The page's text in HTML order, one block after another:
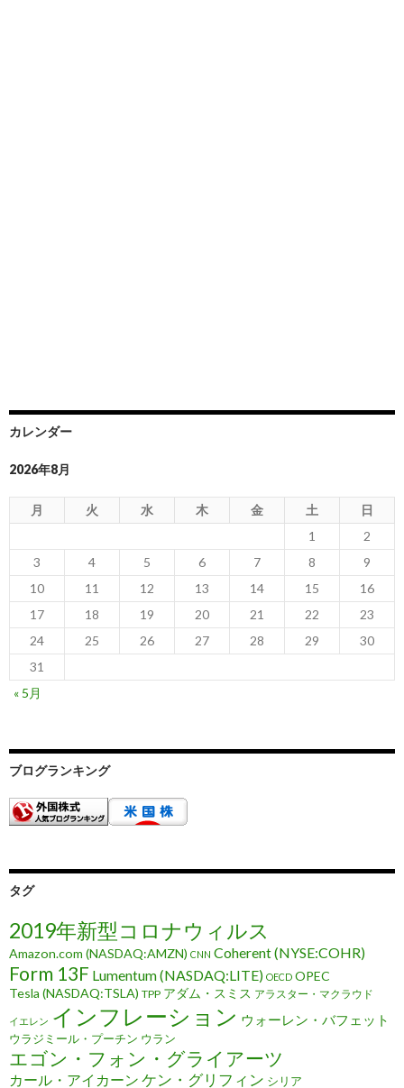
カレンダー
2026年8月
月 火 水 木 金 土
日
1
2
3
4 5 6 7 8
9
10
11 12 13 14 15
16
17
18 19 20 21 22
23
24
25 26 27 28 29
30
31
« 5月
ブログランキング
タグ
2019年新型コロナウィルス
Amazon.com (NASDAQ:AMZN) CNN Coherent (NYSE:COHR)
Form 13F Lumentum (NASDAQ:LITE) OECD OPEC
Tesla (NASDAQ:TSLA) TPP アダム・スミス アラスター・マクラウド
イエレン インフレーション ウォーレン・バフェット
ウラジミール・プーチン ウラン
エゴン・フォン・グライアーツ
カール・アイカーン ケン・グリフィン シリア